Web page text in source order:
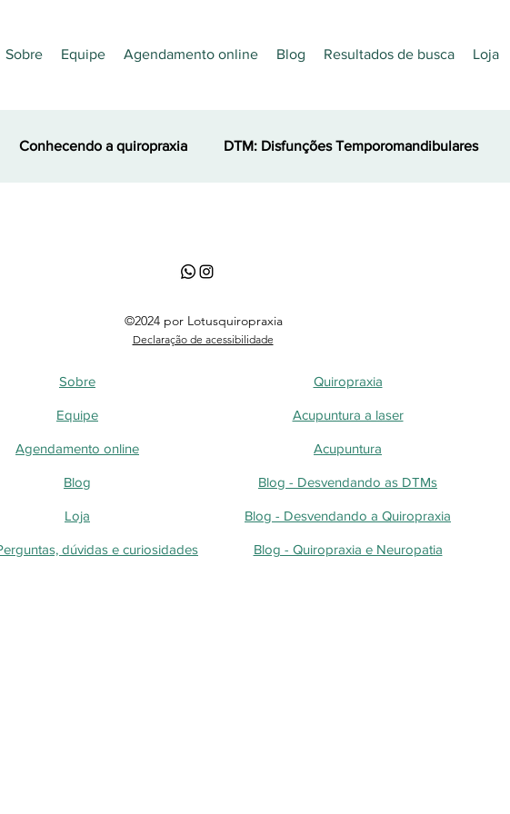
Sobre Equipe Agendamento online Blog Resultados de busca Loja
Conhecendo a quiropraxia DTM: Disfunções Temporomandibulares
©2024 por Lotusquiropraxia
Declaração de acessibilidade
Sobre Quiropraxia
Equipe
Agendamento online
Blog
Loja
dúvidas e curiosidades
Acupuntura a laser
Acupuntura
Blog - Desvendando as DTMs
Blog - Desvendando a Quiropraxia
Blog - Quiropraxia e Neuropatia